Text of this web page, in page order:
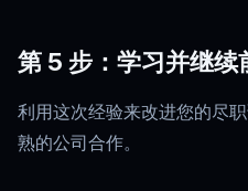
第 5 步：学习并继续
利用这次经验来改进您的尽
熟的公司合作。